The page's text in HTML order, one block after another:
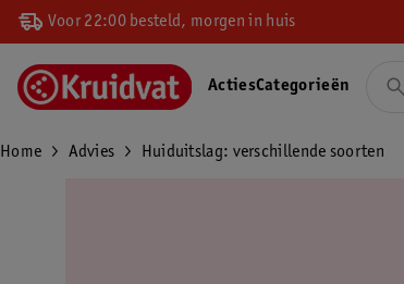
Voor 22:00 besteld, morgen in huis
ActiesCategorieën
Home Advies Huiduitslag: verschillende soorten